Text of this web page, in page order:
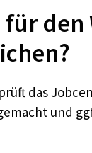
das
und